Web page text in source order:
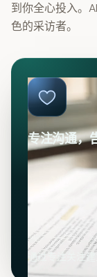
到你全心投入。
色的采访者。
专注沟通，
通过专注关注建